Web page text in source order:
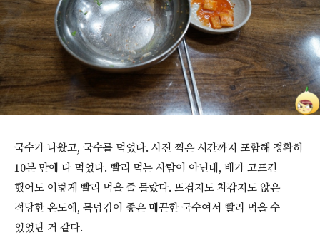
국수가 나왔고, 국수를 먹었다. 사진 찍은 시간까지 포함해 정확히
10분 만에 다 먹었다. 빨리 먹는 사람이 아닌데, 배가 고프긴
했어도 이렇게 빨리 먹을 줄 몰랐다. 뜨겁지도 차갑지도 않은
적당한 온도에, 목넘김이 좋은 매끈한 국수여서 빨리 먹을 수
있었던 거 같다.